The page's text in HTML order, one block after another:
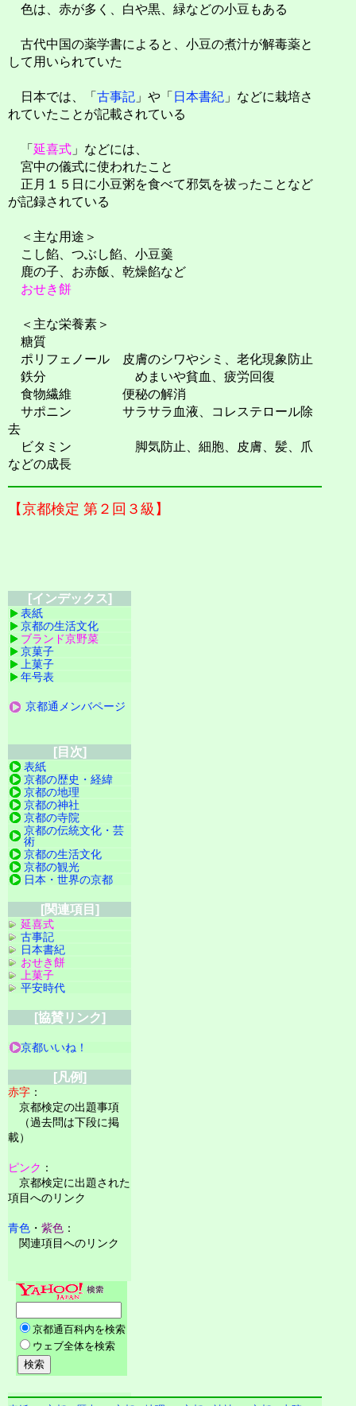
色は、赤が多く、白や黒、緑などの小豆もある
古代中国の薬学書によると、小豆の煮汁が解毒薬と
して用いられていた
日本では、「 古事記 」や「 日本書紀 」などに栽培さ
れていたことが記載されている
「 延喜式 」などには、
宮中の儀式に使われたこと
正月１５日に小豆粥を食べて邪気を祓ったことなど
が記録されている
＜主な用途＞
こし餡、つぶし餡、小豆羹
鹿の子、お赤飯、乾燥餡など
おせき餅
＜主な栄養素＞
糖質
ポリフェノール 皮膚のシワやシミ、老化現象防止
鉄分 めまいや貧血、疲労回復
食物繊維 便秘の解消
サポニン サラサラ血液、コレステロール除
去
ビタミン 脚気防止、細胞、皮膚、髪、爪
などの成長
【京都検定 第２回３級】
[インデックス]
表紙
京都の生活文化
ブランド京野菜
京菓子
上菓子
年号表
京都通メンバページ
[目次]
表紙
京都の歴史・経緯
京都の地理
京都の神社
京都の寺院
京都の伝統文化・芸
術
京都の生活文化
京都の観光
日本・世界の京都
[関連項目]
延喜式
古事記
日本書紀
おせき餅
上菓子
平安時代
[協賛リンク]
京都いいね！
[凡例]
赤字 ：
京都検定の出題事項
（過去問は下段に掲
載）
ピンク ：
京都検定に出題された
項目へのリンク
青色 ・ 紫色 ：
関連項目へのリンク